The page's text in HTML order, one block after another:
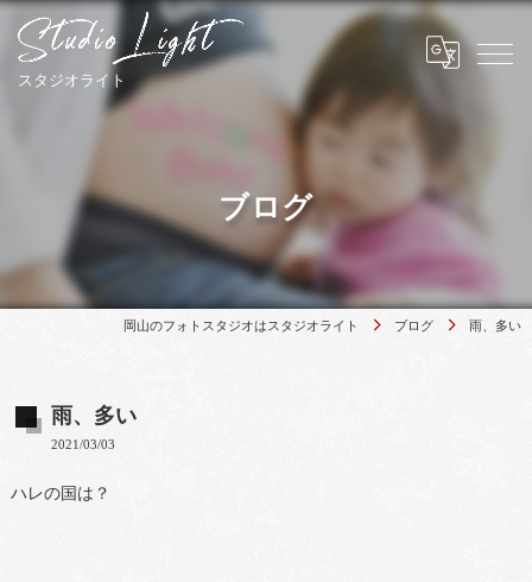
ブログ
岡山のフォトスタジオはスタジオライト ブログ 雨、多い
雨、多い
2021/03/03
ハレの国は？